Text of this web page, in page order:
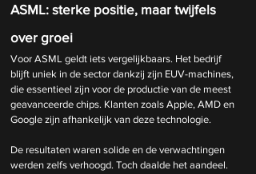
ASML: sterke positie, maar twijfels
over groei
Voor ASML geldt iets vergelijkbaars. Het bedrijf
blijft uniek in de sector dankzij zijn EUV-machines,
die essentieel zijn voor de productie van de meest
geavanceerde chips. Klanten zoals Apple, AMD en
Google zijn afhankelijk van deze technologie.
De resultaten waren solide en de verwachtingen
werden zelfs verhoogd. Toch daalde het aandeel.